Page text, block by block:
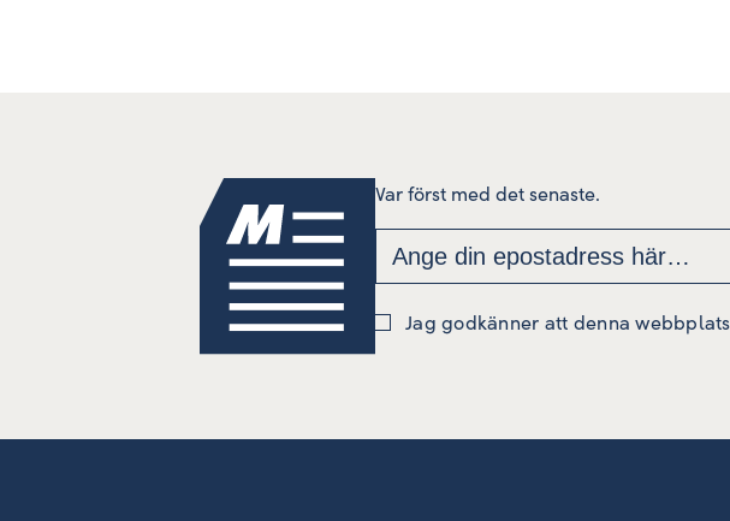
Var först med det senaste.
Jag godkänner att denna